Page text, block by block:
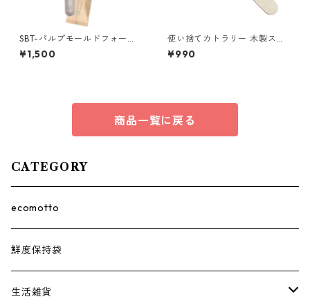
SBT-パルプモールドフォーク1
60（個包装）100本
¥1,500
使い捨てカトラリー 木製スプ
ーン110 1袋（100本入）
¥990
商品一覧に戻る
CATEGORY
ecomotto
鮮度保持袋
生活雑貨